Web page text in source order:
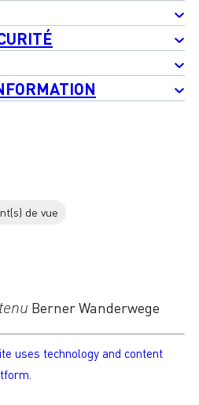
de vue
Berner Wanderwege
uses technology and content